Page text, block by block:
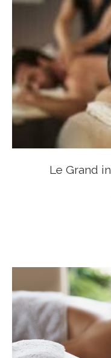
Le Grand